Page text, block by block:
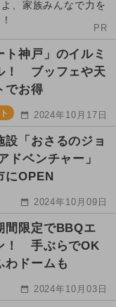
、家族みんなで力を
PR
ト神戸」のイルミ
！ ブッフェや天
でお得
2024年10月17日
「おさるのジョ
ドベンチャー」
にOPEN
2024年10月09日
間限定でBBQエ
！ 手ぶらでOK
わドームも
2024年10月03日